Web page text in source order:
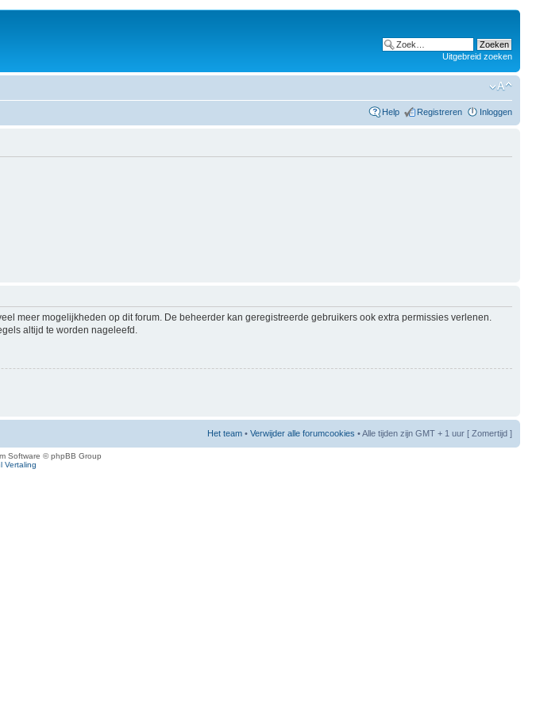
Uitgebreid zoeken
Help Registreren Inloggen
meer mogelijkheden op dit forum. De beheerder kan geregistreerde gebruikers ook extra permissies verlenen.
altijd te worden nageleefd.
Het team • Verwijder alle forumcookies • Alle tijden zijn GMT + 1 uur [ Zomertijd ]
Software © phpBB Group
Vertaling